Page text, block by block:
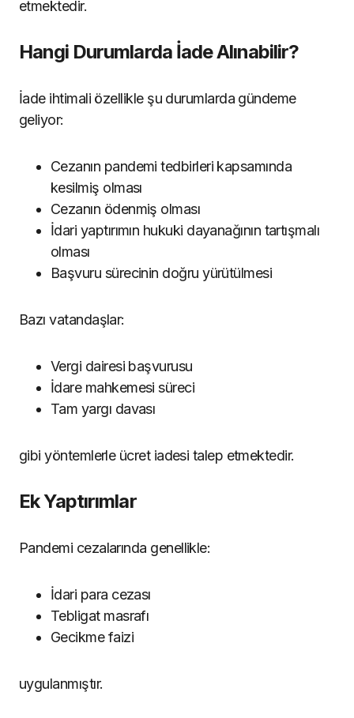
etmektedir.
Hangi Durumlarda İade Alınabilir?
İade ihtimali özellikle şu durumlarda gündeme
geliyor:
Cezanın pandemi tedbirleri kapsamında
kesilmiş olması
Cezanın ödenmiş olması
İdari yaptırımın hukuki dayanağının tartışmalı
olması
Başvuru sürecinin doğru yürütülmesi
Bazı vatandaşlar:
Vergi dairesi başvurusu
İdare mahkemesi süreci
Tam yargı davası
gibi yöntemlerle ücret iadesi talep etmektedir.
Ek Yaptırımlar
Pandemi cezalarında genellikle:
İdari para cezası
Tebligat masrafı
Gecikme faizi
uygulanmıştır.